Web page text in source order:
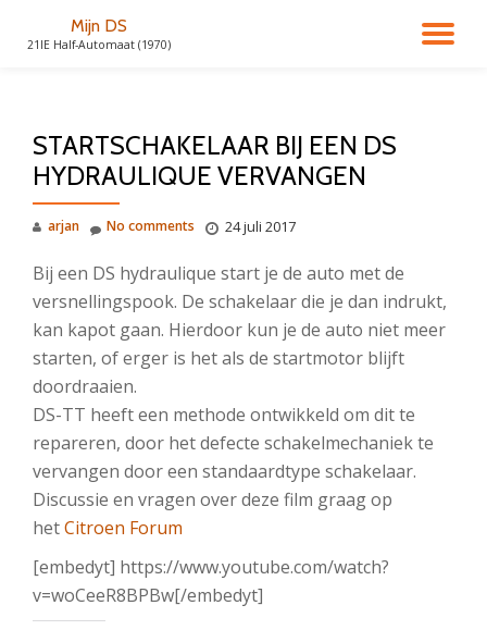
Mijn DS
21IE Half-Automaat (1970)
STARTSCHAKELAAR BIJ EEN DS
HYDRAULIQUE VERVANGEN
arjan 24 juli 2017
No comments
Bij een DS hydraulique start je de auto met de
versnellingspook. De schakelaar die je dan indrukt,
kan kapot gaan. Hierdoor kun je de auto niet meer
starten, of erger is het als de startmotor blijft
doordraaien.
DS-TT heeft een methode ontwikkeld om dit te
repareren, door het defecte schakelmechaniek te
vervangen door een standaardtype schakelaar.
Discussie en vragen over deze film graag op
hetCitroen Forum
[embedyt] https://www.youtube.com/watch?
v=woCeeR8BPBw[/embedyt]